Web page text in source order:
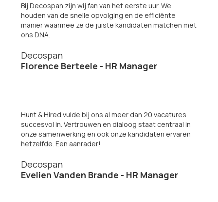
Bij Decospan zijn wij fan van het eerste uur. We
houden van de snelle opvolging en de efficiënte
manier waarmee ze de juiste kandidaten matchen met
ons DNA.
Decospan
Florence Berteele - HR Manager
Hunt & Hired vulde bij ons al meer dan 20 vacatures
succesvol in. Vertrouwen en dialoog staat centraal in
onze samenwerking en ook onze kandidaten ervaren
hetzelfde. Een aanrader!
Decospan
Evelien Vanden Brande - HR Manager